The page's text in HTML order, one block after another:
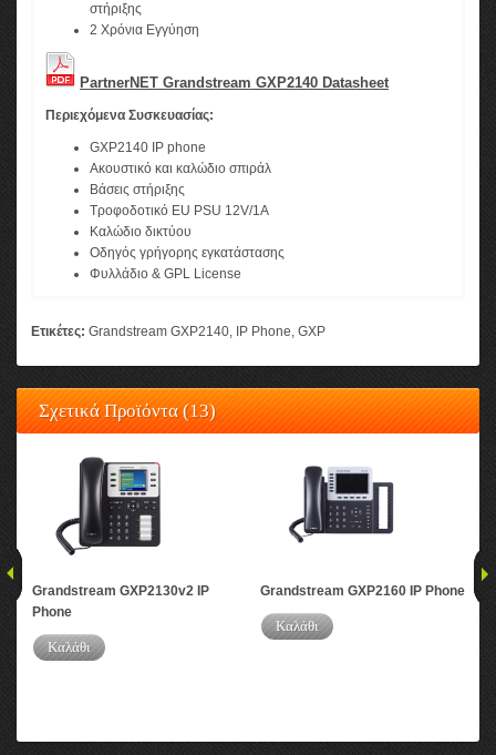
στήριξης
2 Χρόνια Εγγύηση
PartnerNET Grandstream GXP2140 Datasheet
Περιεχόμενα Συσκευασίας:
GXP2140 IP phone
Ακουστικό και καλώδιο σπιράλ
Βάσεις στήριξης
Τροφοδοτικό EU PSU 12V/1A
Καλώδιο δικτύου
Οδηγός γρήγορης εγκατάστασης
Φυλλάδιο & GPL License
Ετικέτες: Grandstream GXP2140, IP Phone, GXP
Σχετικά Προϊόντα (13)
Grandstream GXP2130v2 IP
Phone
Καλάθι
Grandstream GXP2160 IP Phone
Καλάθι